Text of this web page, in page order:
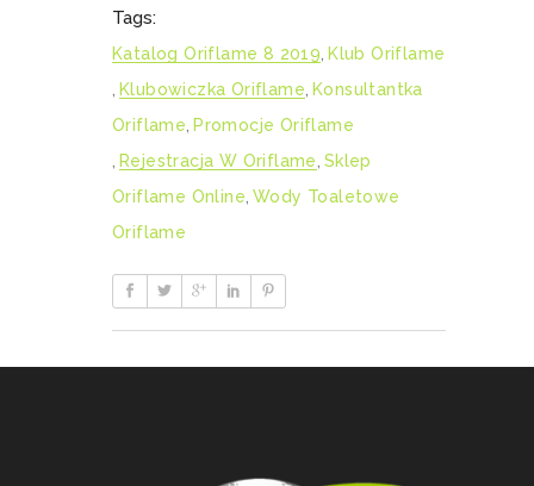
Tags:
Katalog Oriflame 8 2019 Klub Oriflame
Klubowiczka Oriflame Konsultantka
Oriflame Promocje Oriflame
Rejestracja W Oriflame Sklep
Oriflame Online Wody Toaletowe
Oriflame